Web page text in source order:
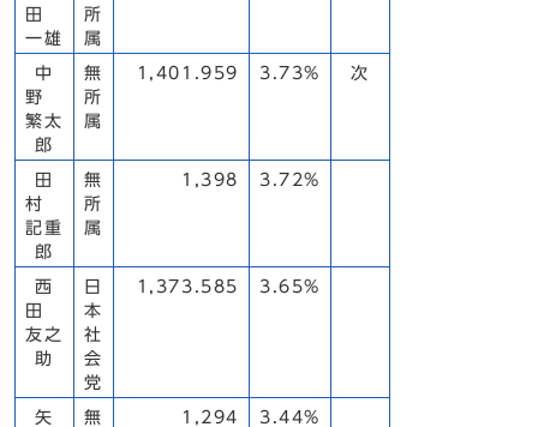
田
一雄
所
属
中
野
繁太
郎
無
所
属
1,401.959 3.73% 次
田
村
記重
郎
無
所
属
1,398 3.72%
西
田
友之
助
日
本
社
会
党
1,373.585 3.65%
矢
無
1,294 3.44%